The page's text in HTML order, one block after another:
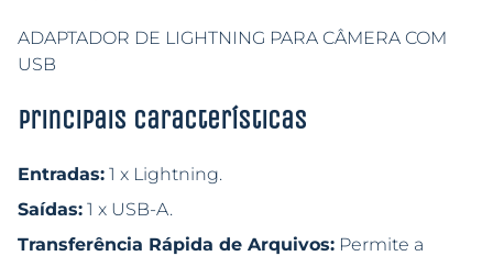
ADAPTADOR DE LIGHTNING PARA CÂMERA COM
USB
Principais características
Entradas: 1 x Lightning.
Saídas: 1 x USB-A.
Transferência Rápida de Arquivos: Permite a